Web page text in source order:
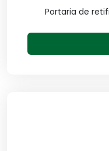
Portaria de